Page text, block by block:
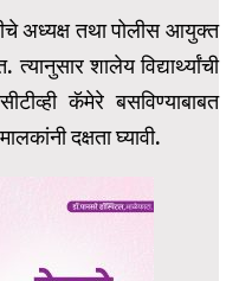
अध्यक्ष तथा पोलीस आयुक्त
शालेय विद्यार्थ्यांची
कॅमेरे बसविण्याबाबत
दक्षता घ्यावी.